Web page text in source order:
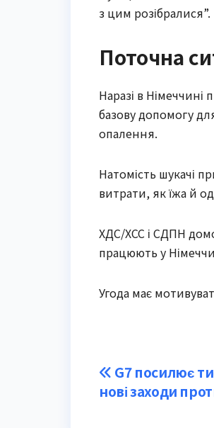
з цим розібралися”.
Поточна
Наразі в
базову допомогу
опалення.
Натомість шукачі
витрати, як їжа й
ХДС/ХСС і СДПН
працюють у
Угода має
Post
G7 посилює
нові заходи